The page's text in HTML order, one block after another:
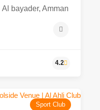
Al bayader, Amman
Sport Club